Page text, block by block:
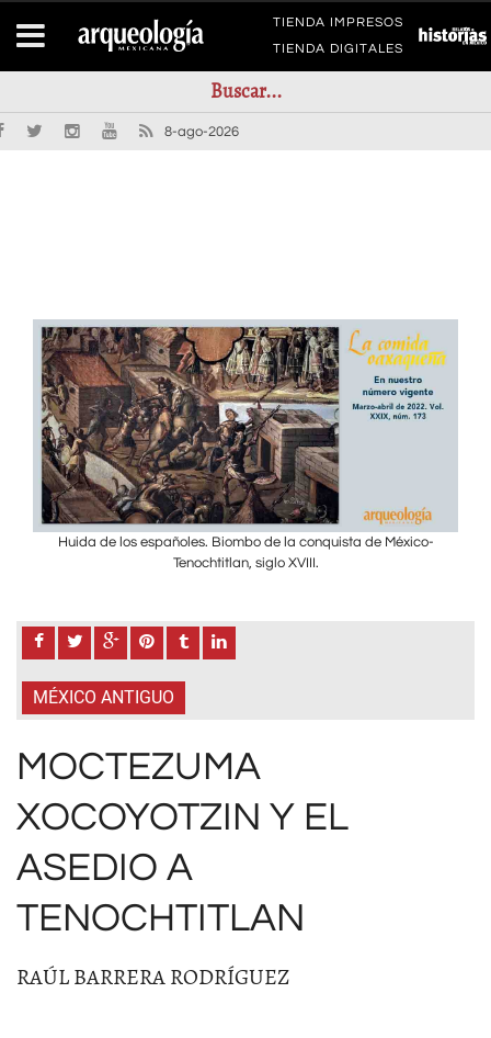
TIENDA IMPRESOS
TIENDA DIGITALES
8-ago-2026
Huida de los españoles. Biombo de la conquista de México-
Tenochtitlan, siglo XVIII.
MÉXICO ANTIGUO
MOCTEZUMA
XOCOYOTZIN Y EL
ASEDIO A
TENOCHTITLAN
RAÚL BARRERA RODRÍGUEZ